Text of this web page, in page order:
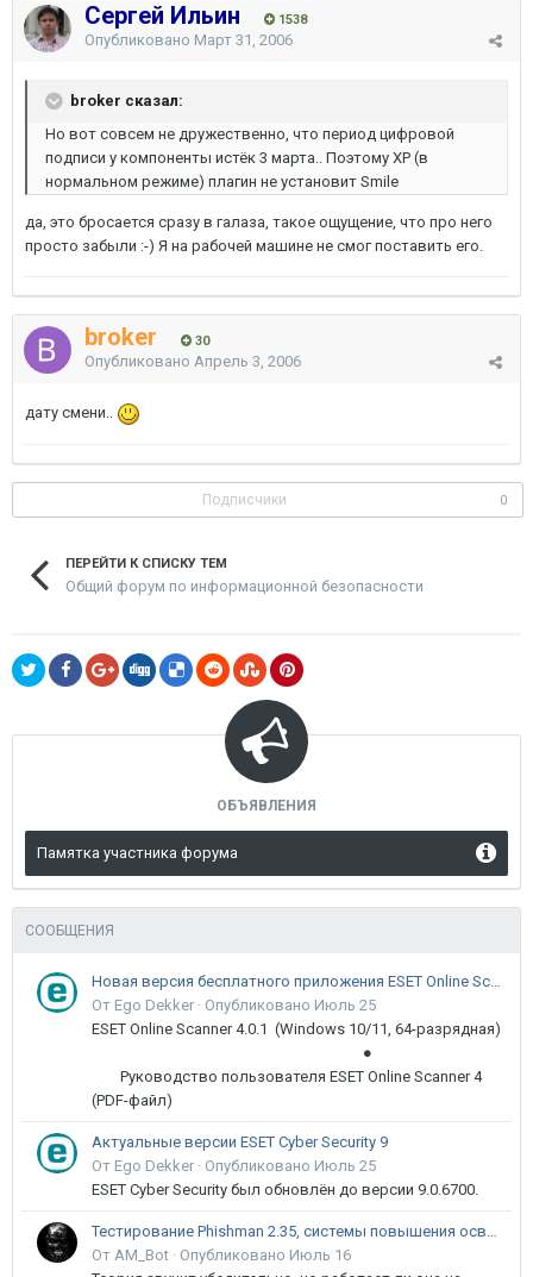
Сергей Ильин 1538
Опубликовано Март 31, 2006
broker сказал:
Но вот совсем не дружественно, что период цифровой
подписи у компоненты истёк 3 марта.. Поэтому XP (в
нормальном режиме) плагин не установит Smile
да, это бросается сразу в галаза, такое ощущение, что про него
просто забыли :-) Я на рабочей машине не смог поставить его.
broker 30
Опубликовано Апрель 3, 2006
дату смени..
Подписчики 0
ПЕРЕЙТИ К СПИСКУ ТЕМ
Общий форум по информационной безопасности
ОБЪЯВЛЕНИЯ
Памятка участника форума
СООБЩЕНИЯ
Новая версия бесплатного приложения ESET Online Scanner доступна пользователям
От Ego Dekker · Опубликовано Июль 25
ESET Online Scanner 4.0.1 (Windows 10/11, 64-разрядная)
●
Руководство пользователя ESET Online Scanner 4
(PDF-файл)
Актуальные версии ESET Cyber Security 9
От Ego Dekker · Опубликовано Июль 25
ESET Cyber Security был обновлён до версии 9.0.6700.
Тестирование Phishman 2.35, системы повышения осведомлённости пользователей в сфере ИБ
От AM_Bot · Опубликовано Июль 16